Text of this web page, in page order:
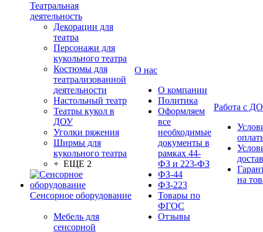
Театральная
деятельность
Декорации для
театра
Персонажи для
кукольного театра
Костюмы для
театрализованной
деятельности
Настольный театр
Театры кукол в
ДОУ
Уголки ряжения
Ширмы для
кукольного театра
+ ЕЩЕ 2
Сенсорное оборудование
Мебель для
сенсорной
О нас
О компании
Политика
Оформляем
все
необходимые
документы в
рамках 44-
ФЗ и 223-ФЗ
ФЗ-44
ФЗ-223
Товары по
ФГОС
Отзывы
Работа с
на